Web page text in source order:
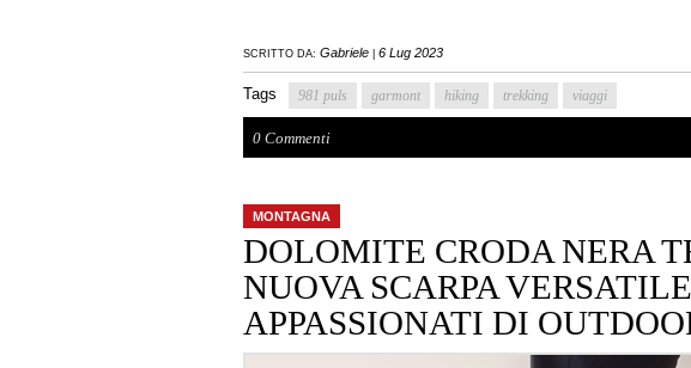
SCRITTO DA: Gabriele 6 Lug 2023
Tags 981 puls garmont hiking trekking viaggi
0 Commenti
MONTAGNA
DOLOMITE CRODA NERA
NUOVA SCARPA
APPASSIONATI DI